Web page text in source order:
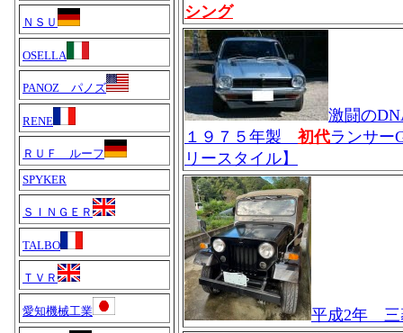
ＮＳＵ
OSELLA
PANOZ パノズ
RENE
ＲＵＦ ルーフ
SPYKER
ＳＩＮＧＥＲ
TALBO
ＴＶＲ
愛知機械工業
シング
激闘の
１９７５年製 初代ランサー
リースタイル】
平成2年 三